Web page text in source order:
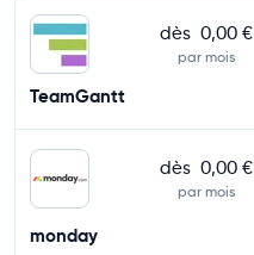
dès 0,00 €
par mois
TeamGantt
dès 0,00 €
par mois
monday